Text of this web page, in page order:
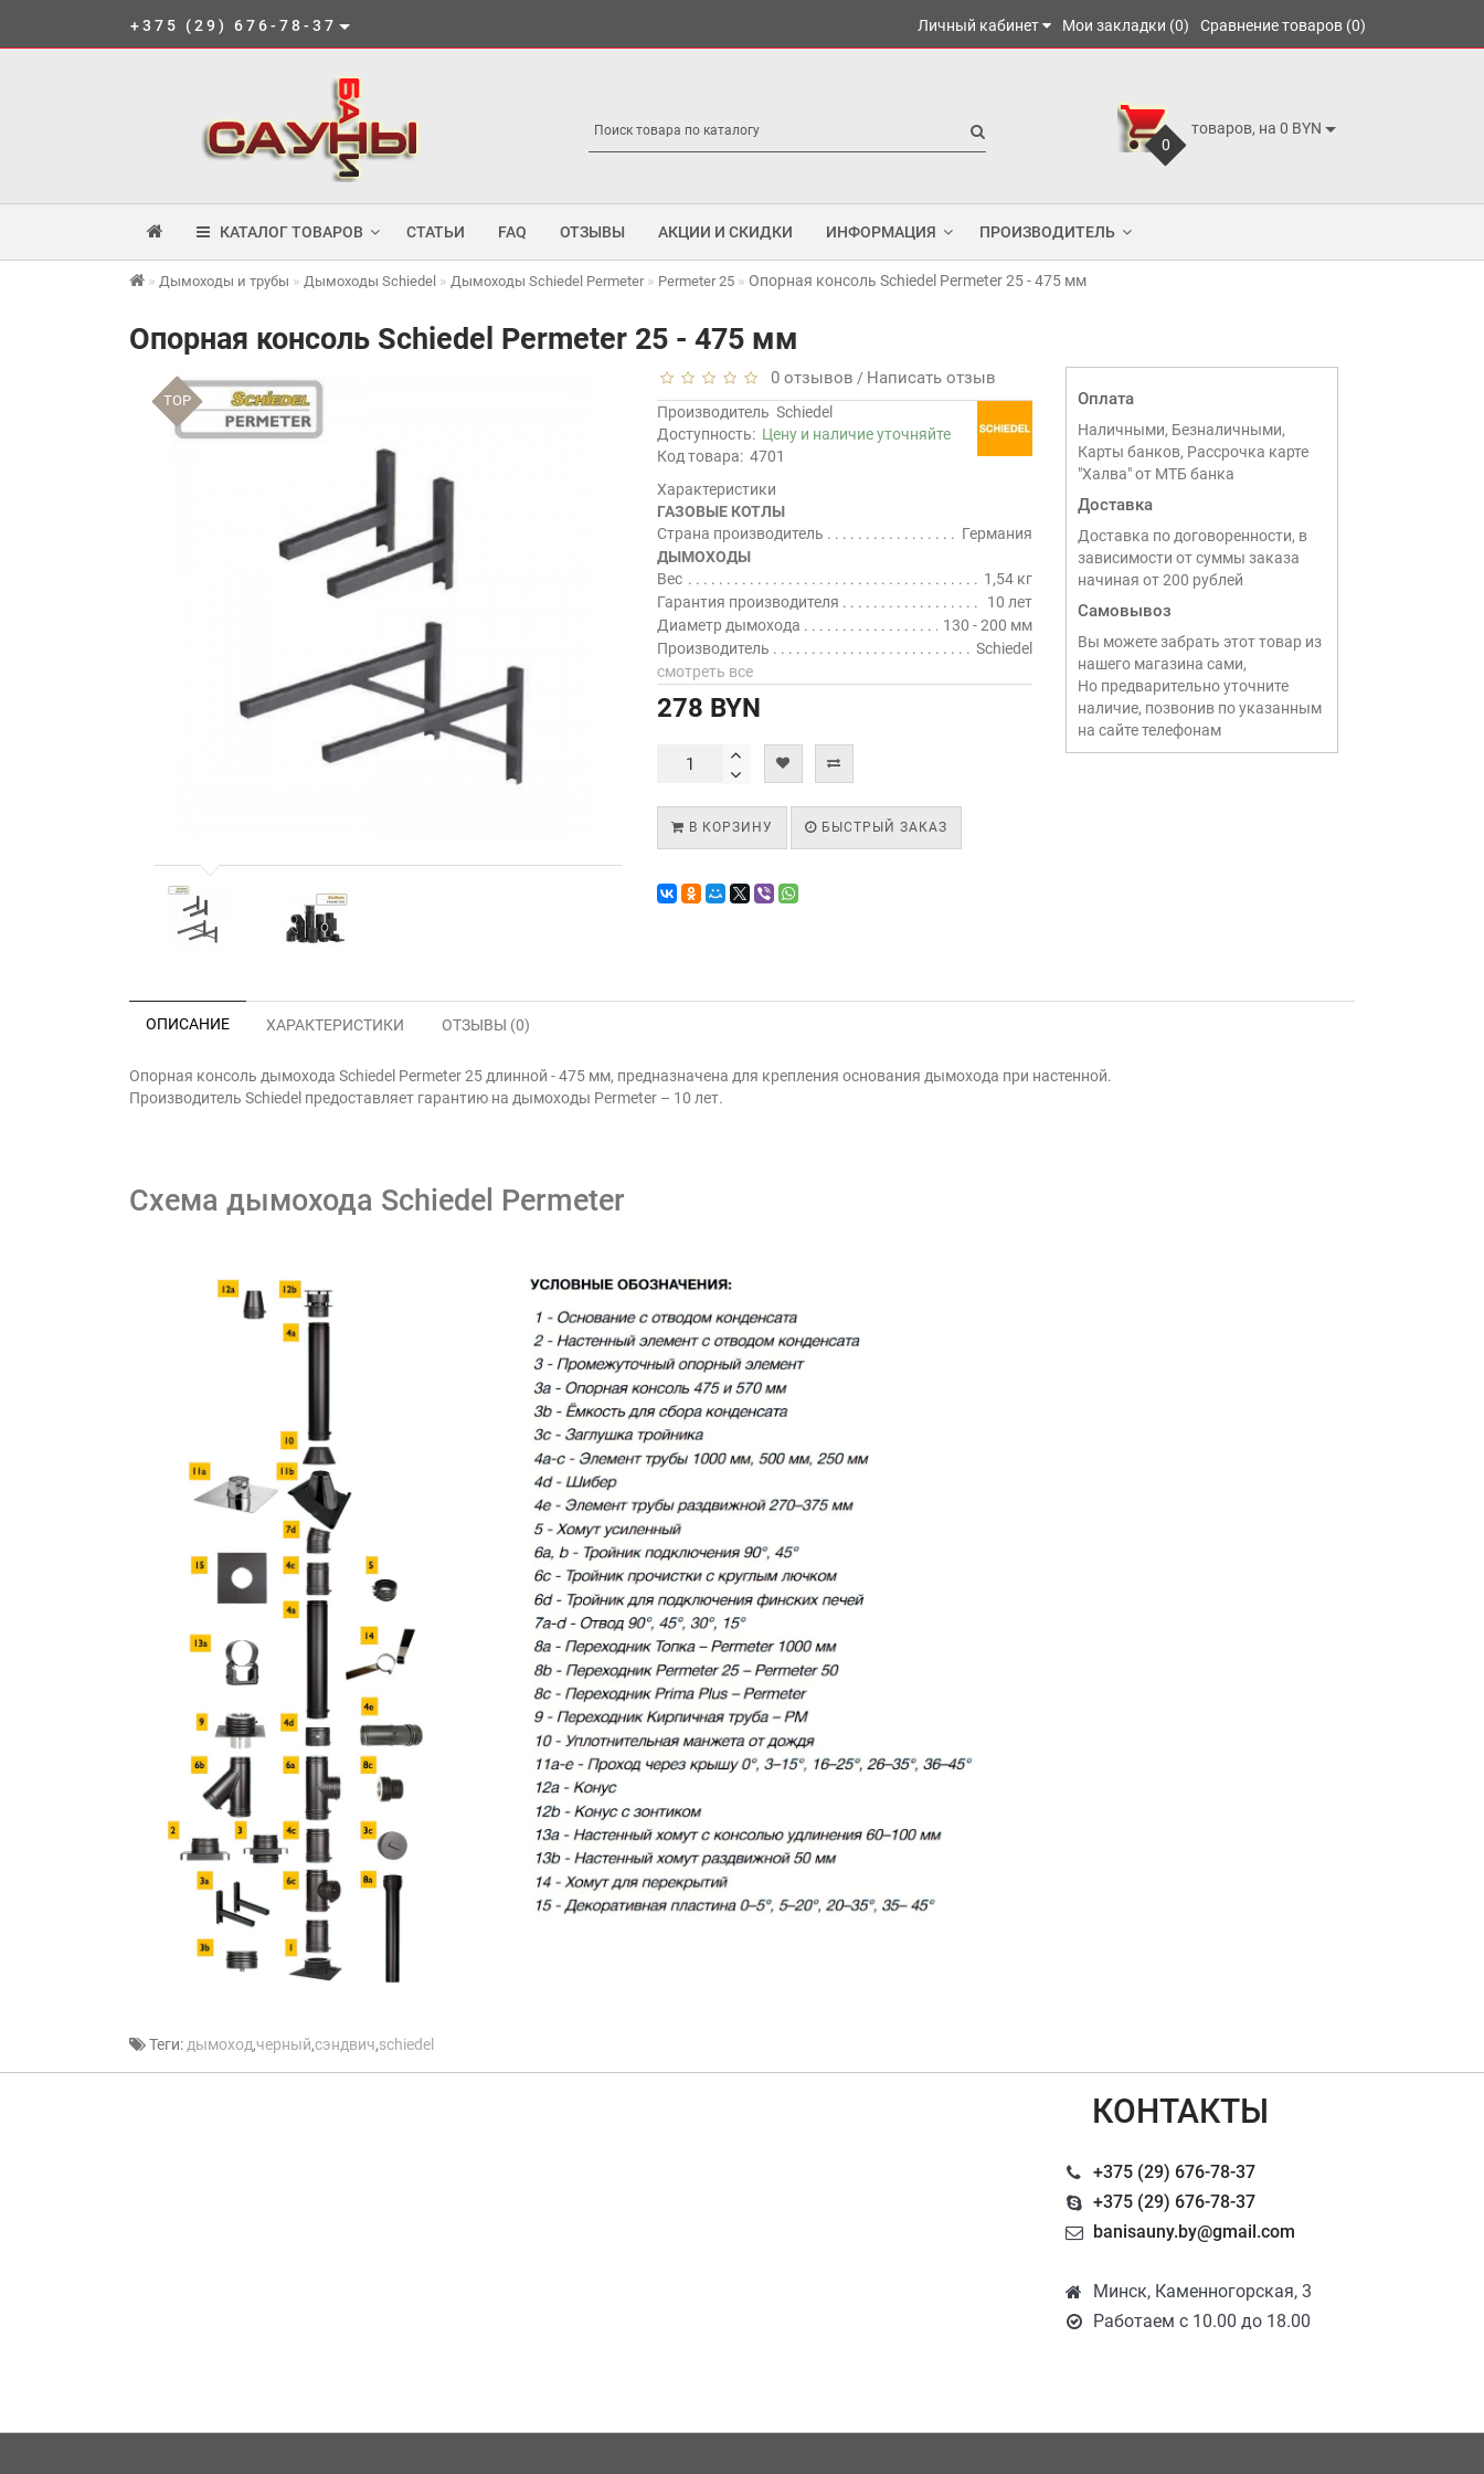
+375 (29) 676-78-37 Личный кабинет Мои закладки (0) Сравнение товаров (0)
0
товаров, на 0 BYN
КАТАЛОГ ТОВАРОВ СТАТЬИ FAQ ОТЗЫВЫ АКЦИИ И СКИДКИ ИНФОРМАЦИЯ ПРОИЗВОДИТЕЛЬ
Дымоходы и трубы Дымоходы Schiedel Дымоходы Schiedel Permeter Permeter 25 Опорная консоль Schiedel Permeter 25 - 475 мм
Опорная консоль Schiedel Permeter 25 - 475 мм
TOP
0 отзывов / Написать отзыв
Производитель Schiedel
Доступность: Цену и наличие уточняйте
Код товара: 4701
Характеристики
ГАЗОВЫЕ КОТЛЫ
Страна производитель
Германия
ДЫМОХОДЫ
Вес
1,54 кг
Гарантия производителя
10 лет
Диаметр дымохода
130 - 200 мм
Производитель
Schiedel
смотреть все
278 BYN
В КОРЗИНУ БЫСТРЫЙ ЗАКАЗ
Оплата
Наличными, Безналичными,
Карты банков, Рассрочка карте
"Халва" от МТБ банка
Доставка
Доставка по договоренности, в
зависимости от суммы заказа
начиная от 200 рублей
Самовывоз
Вы можете забрать этот товар из
нашего магазина сами,
Но предварительно уточните
наличие, позвонив по указанным
на сайте телефонам
ОПИСАНИЕ ХАРАКТЕРИСТИКИ ОТЗЫВЫ (0)
Опорная консоль дымохода Schiedel Permeter 25 длинной - 475 мм, предназначена для крепления основания дымохода при настенной.
Производитель Schiedel предоставляет гарантию на дымоходы Permeter – 10 лет.
Схема дымохода Schiedel Permeter
Теги: дымоход,черный,сэндвич,schiedel
КОНТАКТЫ
+375 (29) 676-78-37
+375 (29) 676-78-37
banisauny.by@gmail.com
Минск, Каменногорская, 3
Работаем с 10.00 до 18.00